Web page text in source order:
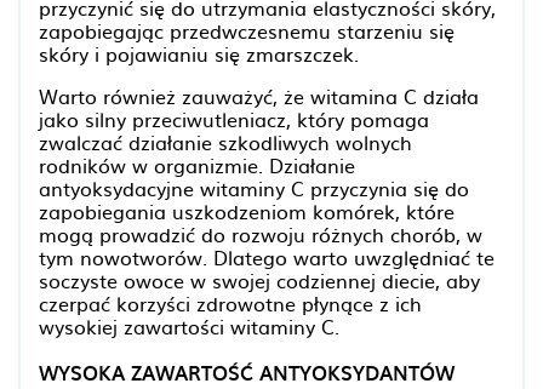
przyczynić się do utrzymania elastyczności skóry,
zapobiegając przedwczesnemu starzeniu się
skóry i pojawianiu się zmarszczek.
Warto również zauważyć, że witamina C działa
jako silny przeciwutleniacz, który pomaga
zwalczać działanie szkodliwych wolnych
rodników w organizmie. Działanie
antyoksydacyjne witaminy C przyczynia się do
zapobiegania uszkodzeniom komórek, które
mogą prowadzić do rozwoju różnych chorób, w
tym nowotworów. Dlatego warto uwzględniać te
soczyste owoce w swojej codziennej diecie, aby
czerpać korzyści zdrowotne płynące z ich
wysokiej zawartości witaminy C.
WYSOKA ZAWARTOŚĆ ANTYOKSYDANTÓW